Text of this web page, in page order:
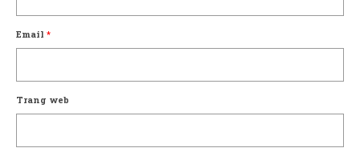
Email *
Trang web